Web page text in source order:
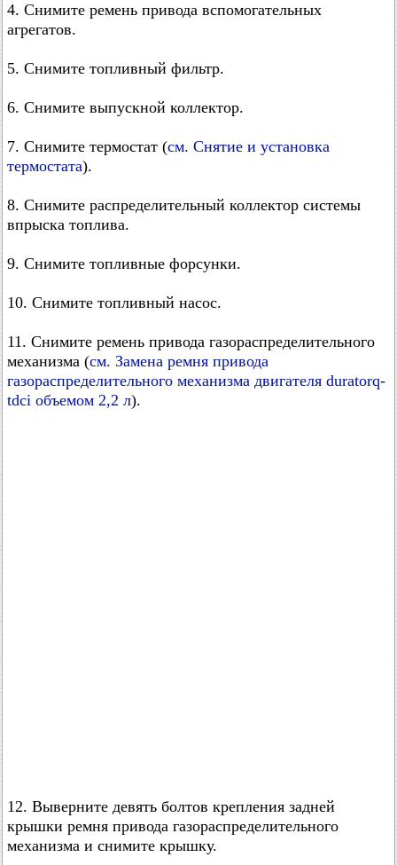
4. Снимите ремень привода вспомогательных
агрегатов.
5. Снимите топливный фильтр.
6. Снимите выпускной коллектор.
7. Снимите термостат (см. Снятие и установка
термостата).
8. Снимите распределительный коллектор системы
впрыска топлива.
9. Снимите топливные форсунки.
10. Снимите топливный насос.
11. Снимите ремень привода газораспределительного
механизма (см. Замена ремня привода
газораспределительного механизма двигателя duratorq-
tdci объемом 2,2 л).
12. Выверните девять болтов крепления задней
крышки ремня привода газораспределительного
механизма и снимите крышку.